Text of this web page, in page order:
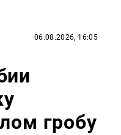
06.08.2026, 16:05
гробу